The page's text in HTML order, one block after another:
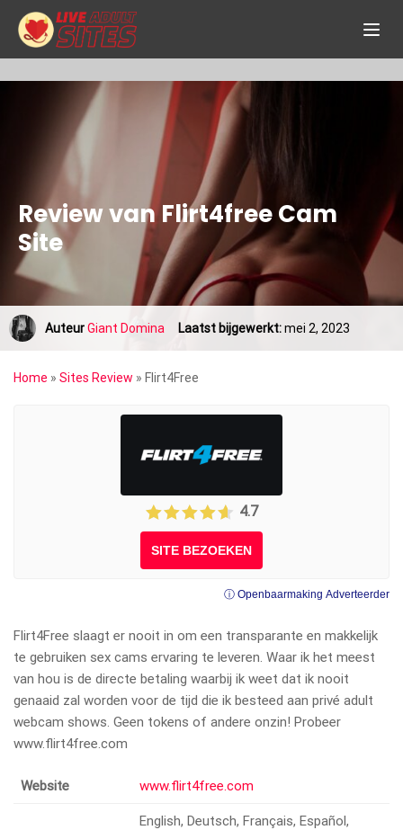
Review van Flirt4free Cam
Site
AuteurGiant Domina Laatst bijgewerkt:mei 2, 2023
Home » Sites Review » Flirt4Free
4.7
SITE BEZOEKEN
ⓘ Openbaarmaking Adverteerder
Flirt4Free slaagt er nooit in om een transparante en makkelijk
te gebruiken sex cams ervaring te leveren. Waar ik het meest
van hou is de directe betaling waarbij ik weet dat ik nooit
genaaid zal worden voor de tijd die ik besteed aan privé adult
webcam shows. Geen tokens of andere onzin! Probeer
www.flirt4free.com
Website www.flirt4free.com
English, Deutsch, Français, Español,